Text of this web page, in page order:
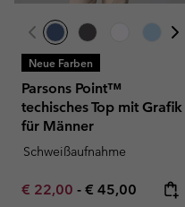
Neue Farben
Parsons Point™
techisches Top mit Grafik
für Männer
Schweißaufnahme
Minimum sale price:
€ 22,00 - Maximum price:
€ 45,00